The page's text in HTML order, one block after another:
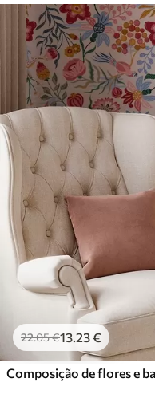
22.05€13.23€